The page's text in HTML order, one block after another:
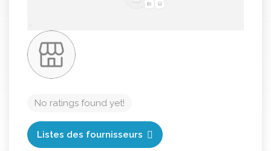
No ratings found yet!
Listes des fournisseurs